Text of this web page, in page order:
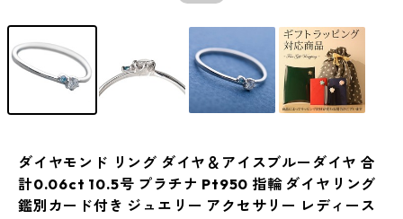
ダイヤモンド リング ダイヤ＆アイスブルーダイヤ 合
計0.06ct 10.5号 プラチナ Pt950 指輪 ダイヤリング
鑑別カード付き ジュエリー アクセサリー レディース